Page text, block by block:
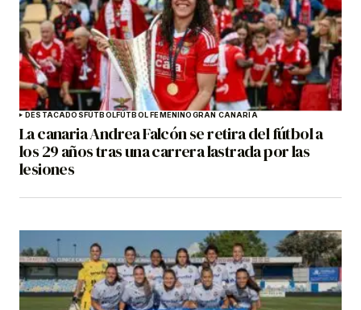
DESTACADOSFÚTBOLFÚTBOL FEMENINOGRAN CANARIA
La canaria Andrea Falcón se retira del fútbol a
los 29 años tras una carrera lastrada por las
lesiones